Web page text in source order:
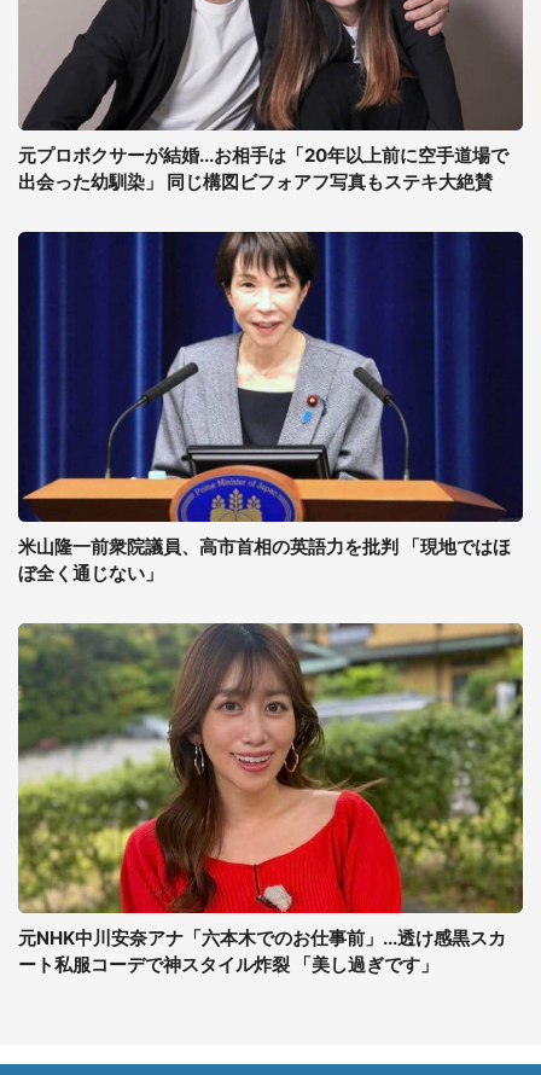
元プロボクサーが結婚...お相手は「20年以上前に空手道場で
出会った幼馴染」 同じ構図ビフォアフ写真もステキ大絶賛
米山隆一前衆院議員、高市首相の英語力を批判 「現地ではほ
ぼ全く通じない」
元NHK中川安奈アナ「六本木でのお仕事前」...透け感黒スカ
ート私服コーデで神スタイル炸裂 「美し過ぎです」